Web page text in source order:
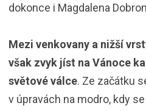
dokonce i Magdalena
Mezi venkovany a nižší
však zvyk jíst na Vánoce
světové válce. Ze začátku
v úpravách na modro, kdy